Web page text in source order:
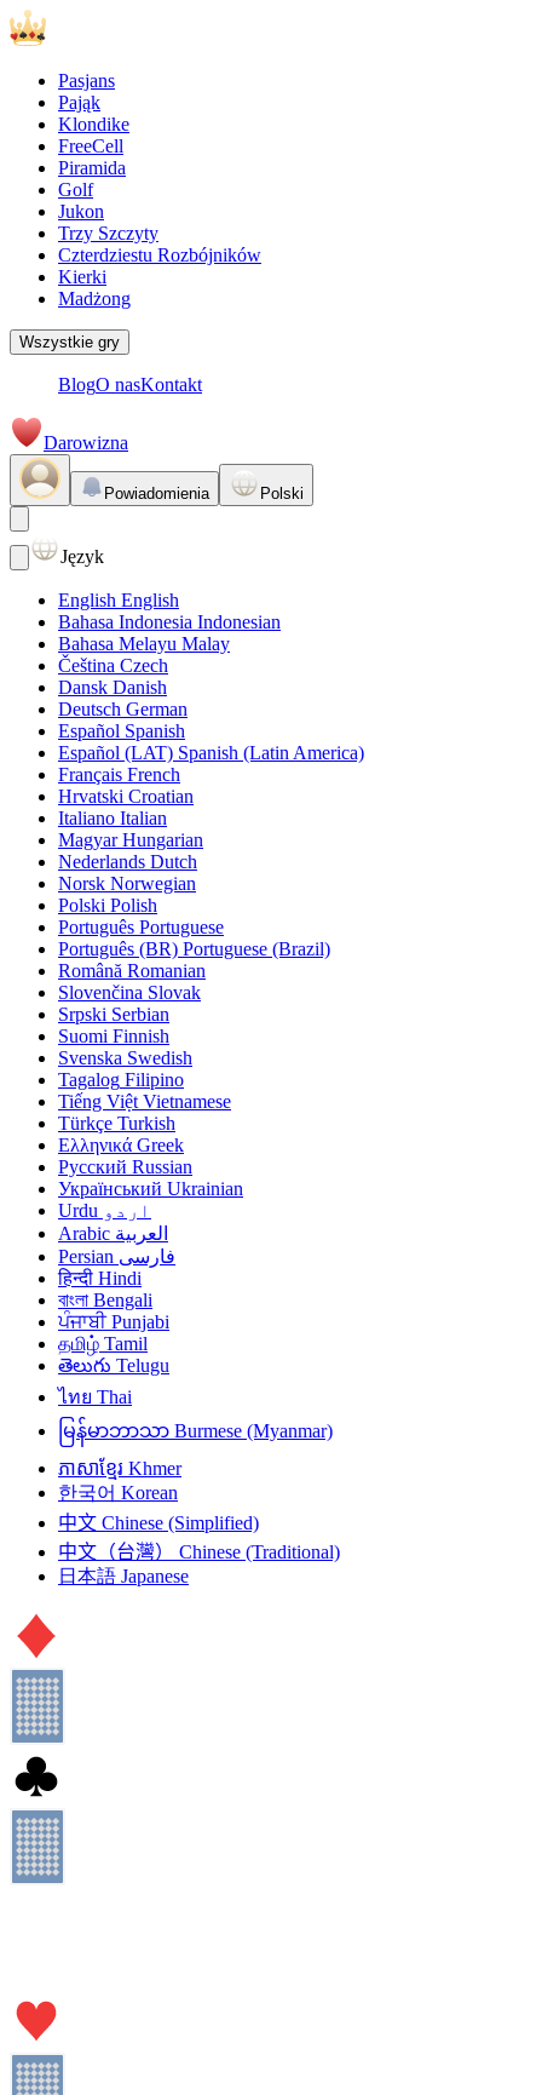
Pasjans
Pająk
Klondike
FreeCell
Piramida
Golf
Jukon
Trzy Szczyty
Czterdziestu Rozbójników
Kierki
Madżong
Wszystkie gry
BlogO nasKontakt
Darowizna
Powiadomienia Polski
Język
English English
Bahasa Indonesia Indonesian
Bahasa Melayu Malay
Čeština Czech
Dansk Danish
Deutsch German
Español Spanish
Español (LAT) Spanish (Latin America)
Français French
Hrvatski Croatian
Italiano Italian
Magyar Hungarian
Nederlands Dutch
Norsk Norwegian
Polski Polish
Português Portuguese
Português (BR) Portuguese (Brazil)
Română Romanian
Slovenčina Slovak
Srpski Serbian
Suomi Finnish
Svenska Swedish
Tagalog Filipino
Tiếng Việt Vietnamese
Türkçe Turkish
Ελληνικά Greek
Русский Russian
Український Ukrainian
اردو Urdu
العربية Arabic
فارسی Persian
हिन्दी Hindi
বাংলা Bengali
ਪੰਜਾਬੀ Punjabi
தமிழ் Tamil
తెలుగు Telugu
ไทย Thai
မြန်မာဘာသာ Burmese (Myanmar)
ភាសាខ្មែរ Khmer
한국어 Korean
中文 Chinese (Simplified)
中文（台灣）
Chinese (Traditional)
日本語 Japanese